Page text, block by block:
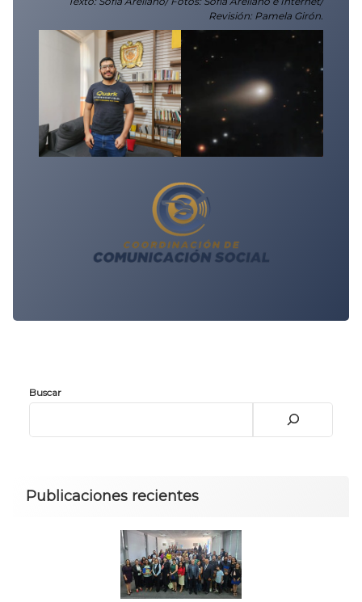
Revisión: Pamela Girón.
Buscar
Publicaciones recientes